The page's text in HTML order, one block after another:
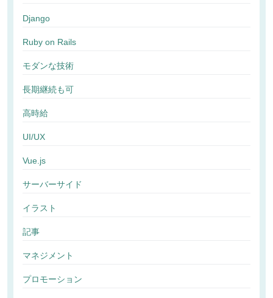
Django
Ruby on Rails
モダンな技術
長期継続も可
高時給
UI/UX
Vue.js
サーバーサイド
イラスト
記事
マネジメント
プロモーション